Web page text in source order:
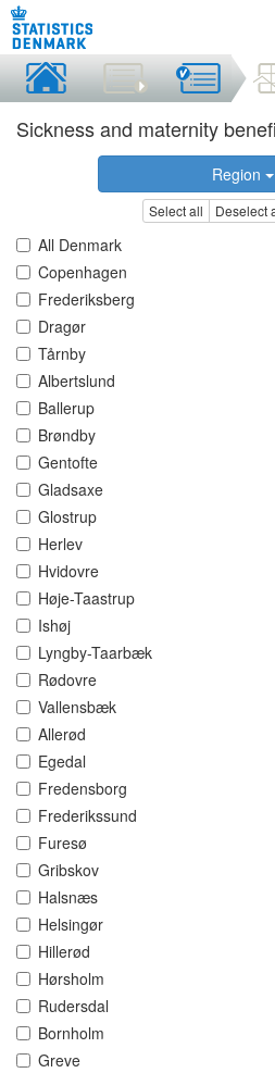
Sickness and maternity
Region
Select all Deselect
All Denmark
Copenhagen
Frederiksberg
Dragør
Tårnby
Albertslund
Ballerup
Brøndby
Gentofte
Gladsaxe
Glostrup
Herlev
Hvidovre
Høje-Taastrup
Ishøj
Lyngby-Taarbæk
Rødovre
Vallensbæk
Allerød
Egedal
Fredensborg
Frederikssund
Furesø
Gribskov
Halsnæs
Helsingør
Hillerød
Hørsholm
Rudersdal
Bornholm
Greve